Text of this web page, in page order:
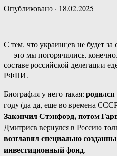
Опубликовано · 18.02.2025
С тем, что украинцев не будет
— это мы погорячились,
составе российской делегации
РФПИ.
Биография у него такая: родился
году (да-да, еще во времена
Закончил Стэнфорд, потом
Дмитриев вернулся в Россию
возглавил специально
инвестиционный фонд.